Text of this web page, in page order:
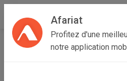
Afariat
Profitez d'une
notre application
Accueil Autres Grand Tunis